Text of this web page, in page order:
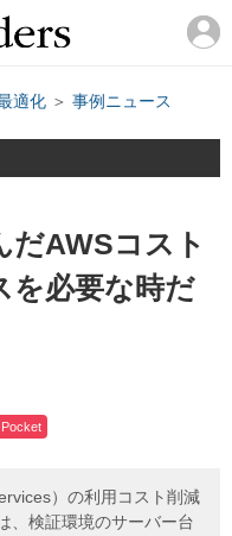
適化 ＞ 事例ニュース
だAWSコスト
を必要な時だ
Pocket
）の利用コスト削減
、検証環境のサーバー台